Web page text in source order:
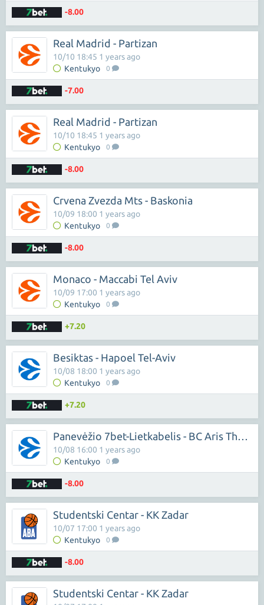
-8.00
Real Madrid - Partizan
Kentukyo 0
10/10 18:45 1 years ago
-7.00
Real Madrid - Partizan
Kentukyo 0
10/10 18:45 1 years ago
-8.00
Crvena Zvezda Mts - Baskonia
Kentukyo 0
10/09 18:00 1 years ago
-8.00
Monaco - Maccabi Tel Aviv
Kentukyo 0
10/09 17:00 1 years ago
+7.20
Besiktas - Hapoel Tel-Aviv
Kentukyo 0
10/08 18:00 1 years ago
+7.20
Panevėžio 7bet-Lietkabelis - BC Aris Thessaloniki
Kentukyo 0
10/08 16:00 1 years ago
-8.00
Studentski Centar - KK Zadar
Kentukyo 0
10/07 17:00 1 years ago
-8.00
Studentski Centar - KK Zadar